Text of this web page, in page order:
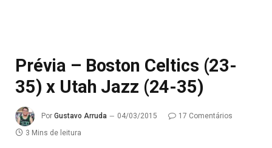
Prévia – Boston Celtics (23-
35) x Utah Jazz (24-35)
Por Gustavo Arruda 04/03/2015
17 Comentários
3 Mins de leitura